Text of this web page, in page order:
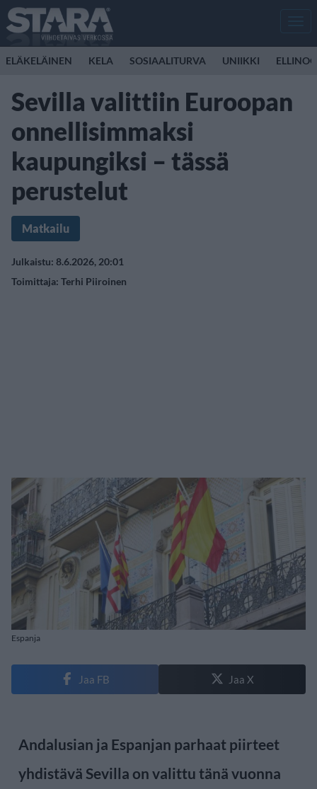
ELÄKELÄINEN KELA SOSIAALITURVA UNIIKKI
Sevilla valittiin Euroopan
onnellisimmaksi
kaupungiksi – tässä
perustelut
Matkailu
Julkaistu: 8.6.2026, 20:01
Toimittaja: Terhi Piiroinen
Espanja
Jaa FB Jaa X
Andalusian ja Espanjan parhaat piirteet
yhdistävä Sevilla on valittu tänä vuonna